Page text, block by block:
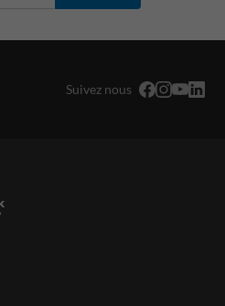
Suivez nous